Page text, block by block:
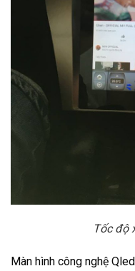
Tốc độ
Màn hình công nghệ